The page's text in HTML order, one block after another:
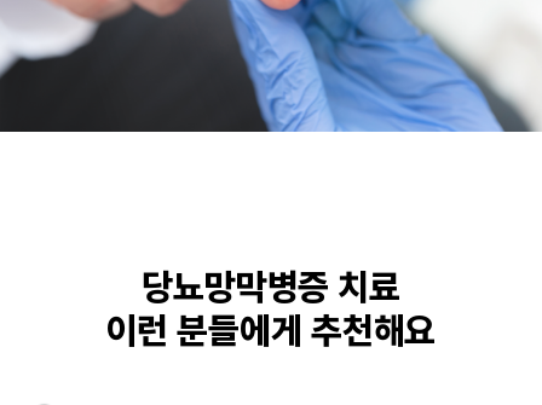
당뇨망막병증 치료
이런 분들에게 추천해요